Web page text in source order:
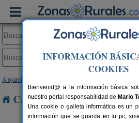
Alojamientos
Casas Rurales cerca de
INFORMACIÓN
COOKIES
Bienvenid@ a la información básica
nuestro portal responsabilidad de Mario
Una cookie o galleta informática es un
información que se guarda en tu pc,